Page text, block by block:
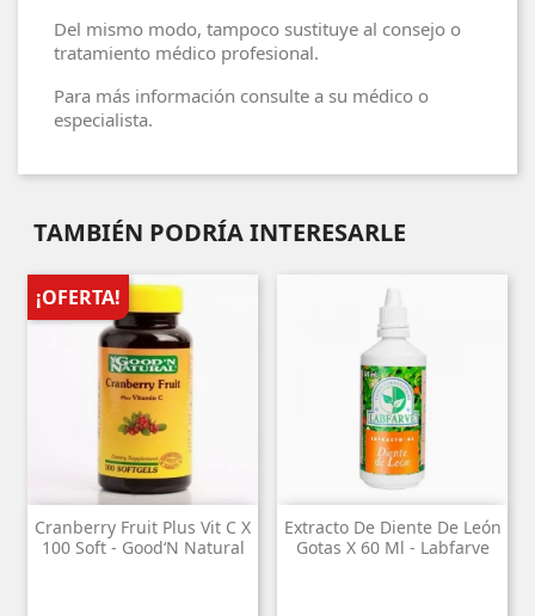
Del mismo modo, tampoco sustituye al consejo o
tratamiento médico profesional.
Para más información consulte a su médico o
especialista.
TAMBIÉN PODRÍA INTERESARLE
Cranberry Fruit Plus Vit C X
100 Soft - Good‘N Natural
¡OFERTA!
Extracto De Diente De León
Gotas X 60 Ml - Labfarve